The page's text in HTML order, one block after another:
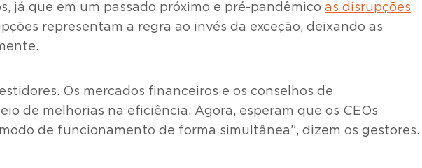
já que em um passado próximo e pré-pandêmico as disrupções
representam a regra ao invés da exceção, deixando as
Os mercados financeiros e os conselhos de
de melhorias na eficiência. Agora, esperam que os CEOs
de funcionamento de forma simultânea”, dizem os gestores.